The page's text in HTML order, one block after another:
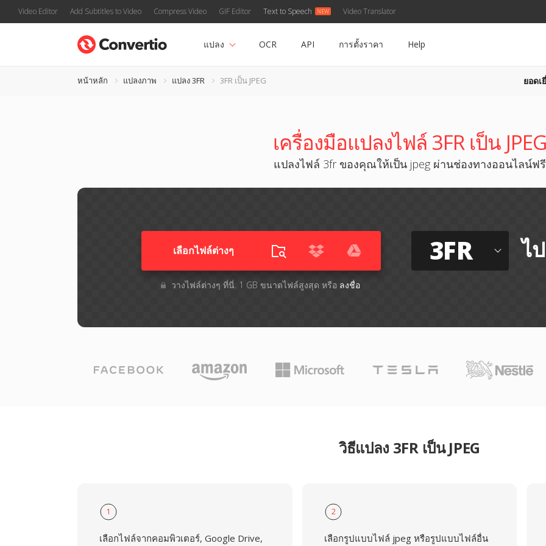
Video Editor Add Subtitles to Video Compress Video GIF Editor Text to Speech Video Translator
แปลง OCR API การตั้งราคา Help
หน้าหลัก แปลงภาพ แปลง 3FR 3FR เป็น JPEG ยอดเ
เครื่องมือแปลงไฟล์ 3FR เป็น JPEG
แปลงไฟล์ 3fr ของคุณให้เป็น jpeg ผ่านช่องทางออนไลน์ฟรี
เลือกไฟล์ต่างๆ​
วางไฟล์ต่างๆ​ ที่นี่. 1 GB ขนาดไฟล์สูงสุด หรือ ลงชื่อ
3FR ไ
วิธีแปลง 3FR เป็น JPEG
1
เลือกไฟล์จากคอมพิวเตอร์, Google Drive,
2
เลือกรูปแบบไฟล์ jpeg หรือรูปแบบไฟล์อื่น